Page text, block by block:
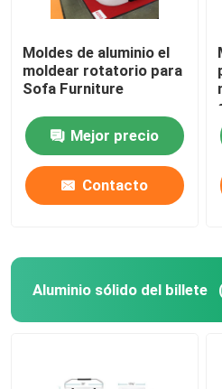
Moldes de aluminio el
moldear rotatorio para
Sofa Furniture
Mejor precio
Contacto
Aluminio sólido del billete